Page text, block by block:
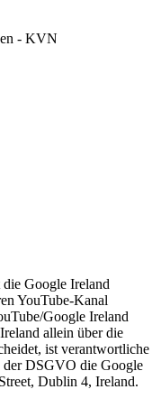
- KVN
Google Ireland
YouTube-Kanal
Google Ireland
allein über die
ist verantwortliche
der DSGVO die Google
Dublin 4, Ireland.